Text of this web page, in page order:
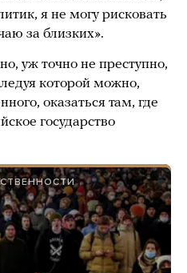
я не могу рисковать
за близких».
уж точно не преступно,
которой можно,
оказаться там, где
государство